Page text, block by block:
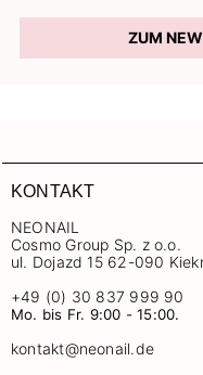
ZUM
KONTAKT
NEONAIL
Cosmo Group Sp. z o.o.
ul. Dojazd 15 62-090
+49 (0) 30 837 999 90
Mo. bis Fr. 9:00 - 15:00.
kontakt@neonail.de